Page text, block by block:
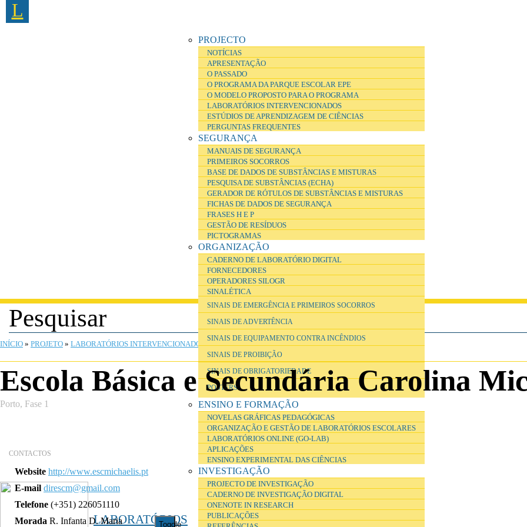
Passar para o conteúdo principal
L
LABORATÓRIOS
Toggle
PROJECTO
NOTÍCIAS
APRESENTAÇÃO
O PASSADO
O PROGRAMA DA PARQUE ESCOLAR EPE
O MODELO PROPOSTO PARA O PROGRAMA
LABORATÓRIOS INTERVENCIONADOS
ESTÚDIOS DE APRENDIZAGEM DE CIÊNCIAS
PERGUNTAS FREQUENTES
SEGURANÇA
MANUAIS DE SEGURANÇA
PRIMEIROS SOCORROS
BASE DE DADOS DE SUBSTÂNCIAS E MISTURAS
PESQUISA DE SUBSTÂNCIAS (ECHA)
GERADOR DE RÓTULOS DE SUBSTÂNCIAS E MISTURAS
FICHAS DE DADOS DE SEGURANÇA
FRASES H E P
GESTÃO DE RESÍDUOS
PICTOGRAMAS
ORGANIZAÇÃO
CADERNO DE LABORATÓRIO DIGITAL
FORNECEDORES
OPERADORES SILOGR
SINALÉTICA
SINAIS DE EMERGÊNCIA E PRIMEIROS SOCORROS
SINAIS DE ADVERTÊNCIA
SINAIS DE EQUIPAMENTO CONTRA INCÊNDIOS
SINAIS DE PROIBIÇÃO
SINAIS DE OBRIGATORIEDADE
POSTERS
ENSINO E FORMAÇÃO
NOVELAS GRÁFICAS PEDAGÓGICAS
ORGANIZAÇÃO E GESTÃO DE LABORATÓRIOS ESCOLARES
LABORATÓRIOS ONLINE (GO-LAB)
APLICAÇÕES
ENSINO EXPERIMENTAL DAS CIÊNCIAS
INVESTIGAÇÃO
PROJECTO DE INVESTIGAÇÃO
CADERNO DE INVESTIGAÇÃO DIGITAL
ONENOTE IN RESEARCH
PUBLICAÇÕES
INÍCIO » PROJETO » LABORATÓRIOS INTERVENCIONADOS
Escola Básica e Secundária Carolina
Porto, Fase 1
CONTACTOS
Website http://www.escmichaelis.pt
E-mail direscm@gmail.com
Telefone (+351) 226051110
Morada R. Infanta D. Maria